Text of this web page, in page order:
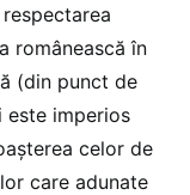
românească în
(din punct de
este imperios
celor de
care adunate